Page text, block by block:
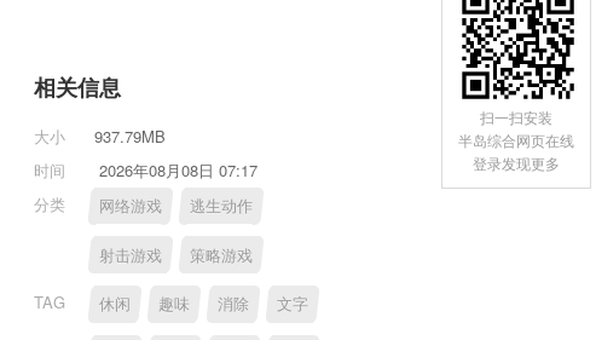
相关信息
大小
937.79MB
时间
2026年08月08日 07:17
分类
网络游戏 逃生动作
射击游戏 策略游戏
TAG 休闲 趣味 消除 文字
扫一扫安装
半岛综合网页在线
登录发现更多